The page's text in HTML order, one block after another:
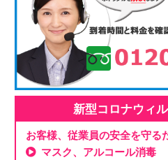
新型コロナウィ
お客様、従業員の安全を守る
マスク、アルコール消毒